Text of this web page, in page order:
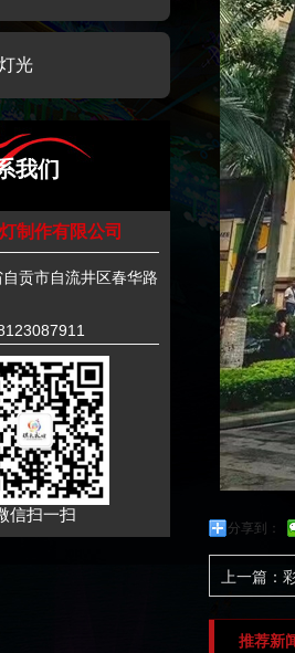
光
我们
制作有限公司
贡市自流井区春华路
信扫一扫
分享到：
上一篇：
推荐新